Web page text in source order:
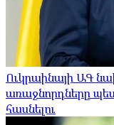
Ուկրաինայի ԱԳ
առաջնորդները
հասնելու